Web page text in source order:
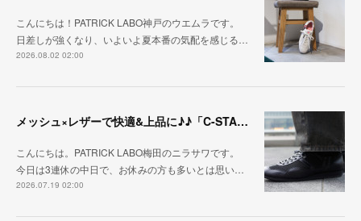
こんにちは！PATRICK LABO神戸のウエムラです。
日差しが強くなり、いよいよ夏本番の気配を感じる…
2026.08.02 02:00
メッシュ×レザーで快適&上品に♪♪「C-STA-NOBLE（クール・スタジアム・ノーブル）」
こんにちは。PATRICK LABO梅田のニラサワです。
今日は3連休の中日で、お休みの方も多いとは思い…
2026.07.19 02:00